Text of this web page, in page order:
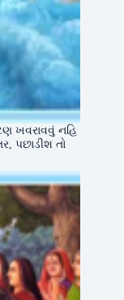
ખવરાવવું નહિ
પછાડીશ તો